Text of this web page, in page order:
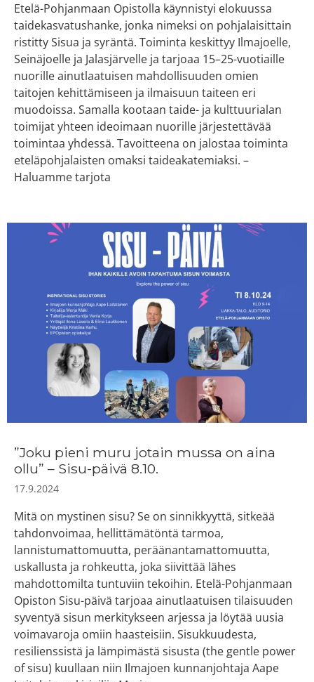
Etelä-Pohjanmaan Opistolla käynnistyi elokuussa
taidekasvatushanke, jonka nimeksi on pohjalaisittain
ristitty Sisua ja syräntä. Toiminta keskittyy Ilmajoelle,
Seinäjoelle ja Jalasjärvelle ja tarjoaa 15–25-vuotiaille
nuorille ainutlaatuisen mahdollisuuden omien
taitojen kehittämiseen ja ilmaisuun taiteen eri
muodoissa. Samalla kootaan taide- ja kulttuurialan
toimijat yhteen ideoimaan nuorille järjestettävää
toimintaa yhdessä. Tavoitteena on jalostaa toiminta
eteläpohjalaisten omaksi taideakatemiaksi. –
Haluamme tarjota
”Joku pieni muru jotain mussa on aina
ollu” – Sisu-päivä 8.10.
17.9.2024
Mitä on mystinen sisu? Se on sinnikkyyttä, sitkeää
tahdonvoimaa, hellittämätöntä tarmoa,
lannistumattomuutta, peräänantamattomuutta,
uskallusta ja rohkeutta, joka siivittää lähes
mahdottomilta tuntuviin tekoihin. Etelä-Pohjanmaan
Opiston Sisu-päivä tarjoaa ainutlaatuisen tilaisuuden
syventyä sisun merkitykseen arjessa ja löytää uusia
voimavaroja omiin haasteisiin. Sisukkuudesta,
resilienssistä ja lämpimästä sisusta (the gentle power
of sisu) kuullaan niin Ilmajoen kunnanjohtaja Aape